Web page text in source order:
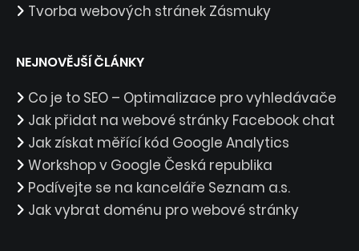
Tvorba webových stránek Zásmuky
NEJNOVĚJŠÍ ČLÁNKY
Co je to SEO – Optimalizace pro vyhledávače
Jak přidat na webové stránky Facebook chat
Jak získat měřící kód Google Analytics
Workshop v Google Česká republika
Podívejte se na kanceláře Seznam a.s.
Jak vybrat doménu pro webové stránky